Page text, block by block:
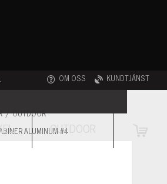
OM OSS KUNDTJÄNST
OUTDOOR
OUTDOOR
ALUMINUM #4